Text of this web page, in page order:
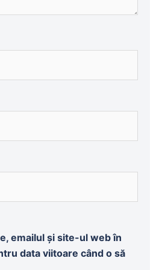
emailul și site-ul web în
data viitoare când o să